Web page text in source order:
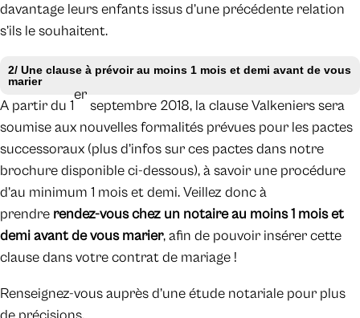
davantage leurs enfants issus d’une précédente relation
s’ils le souhaitent.
2/ Une clause à prévoir au moins 1 mois et demi avant de vous
marier
A partir du 1
er
septembre 2018, la clause Valkeniers sera
soumise aux nouvelles formalités prévues pour les pactes
successoraux (plus d’infos sur ces pactes dans notre
brochure disponible ci-dessous), à savoir une procédure
d’au minimum 1 mois et demi. Veillez donc à
prendre rendez-vous chez un notaire au moins 1 mois et
demi avant de vous marier, afin de pouvoir insérer cette
clause dans votre contrat de mariage !
Renseignez-vous auprès d’une étude notariale pour plus